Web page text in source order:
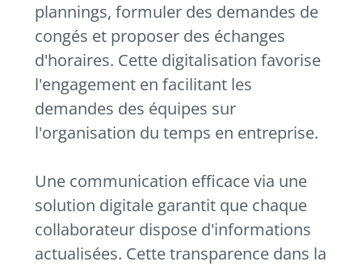
plannings, formuler des demandes de
congés et proposer des échanges
d'horaires. Cette digitalisation favorise
l'engagement en facilitant les
demandes des équipes sur
l'organisation du temps en entreprise.
Une communication efficace via une
solution digitale garantit que chaque
collaborateur dispose d'informations
actualisées. Cette transparence dans la